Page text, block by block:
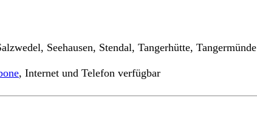
Seehausen, Stendal, Tangerhütte, Tangermünde
, Internet und Telefon verfügbar